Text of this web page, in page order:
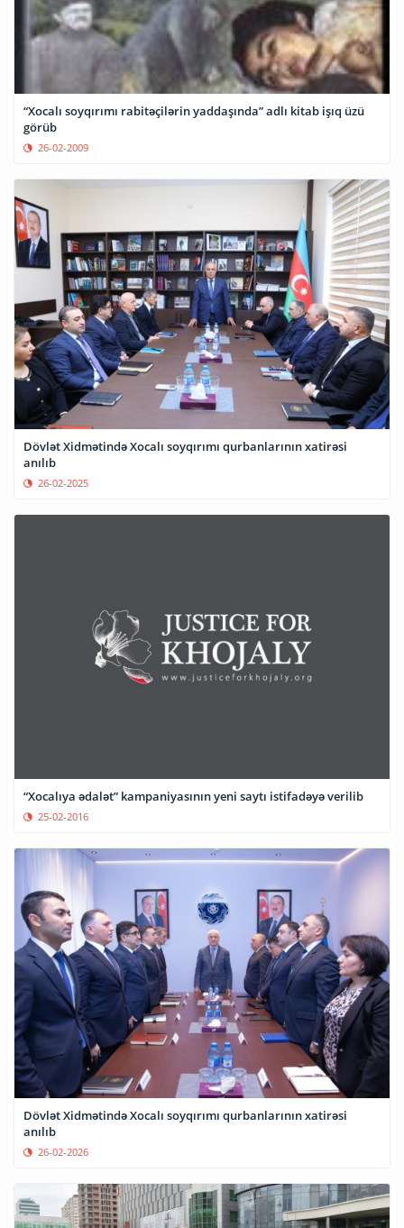
“Xocalı soyqırımı rabitəçilərin yaddaşında” adlı kitab işıq üzü
görüb
26-02-2009
Dövlət Xidmətində Xocalı soyqırımı qurbanlarının xatirəsi
anılıb
26-02-2025
“Xocalıya ədalət” kampaniyasının yeni saytı istifadəyə verilib
25-02-2016
Dövlət Xidmətində Xocalı soyqırımı qurbanlarının xatirəsi
anılıb
26-02-2026